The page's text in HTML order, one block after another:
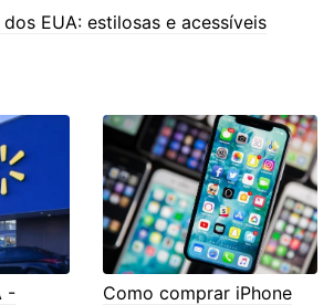
dos EUA: estilosas e acessíveis
-
Como comprar iPhone